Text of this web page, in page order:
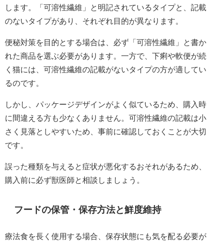
します。「可溶性繊維」と明記されているタイプと、記載
のないタイプがあり、それぞれ目的が異なります。
便秘対策を目的とする場合は、必ず「可溶性繊維」と書か
れた商品を選ぶ必要があります。一方で、下痢や軟便が続
く猫には、可溶性繊維の記載がないタイプの方が適してい
るのです。
しかし、パッケージデザインがよく似ているため、購入時
に間違える方も少なくありません。可溶性繊維の記載は小
さく見落としやすいため、事前に確認しておくことが大切
です。
誤った種類を与えると症状が悪化するおそれがあるため、
購入前に必ず獣医師と相談しましょう。
フードの保管・保存方法と鮮度維持
療法食を長く使用する場合、保存状態にも気を配る必要が